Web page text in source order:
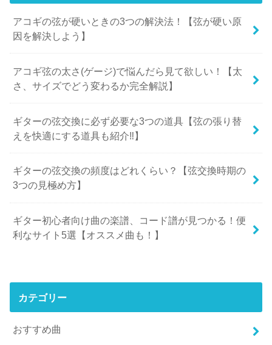
アコギの弦が硬いときの3つの解決法！【弦が硬い原
因を解決しよう】
アコギ弦の太さ(ゲージ)で悩んだら見て欲しい！【太
さ、サイズでどう変わるか完全解説】
ギターの弦交換に必ず必要な3つの道具【弦の張り替
えを快適にする道具も紹介‼︎】
ギターの弦交換の頻度はどれくらい？【弦交換時期の
3つの見極め方】
ギター初心者向け曲の楽譜、コード譜が見つかる！便
利なサイト5選【オススメ曲も！】
カテゴリー
おすすめ曲